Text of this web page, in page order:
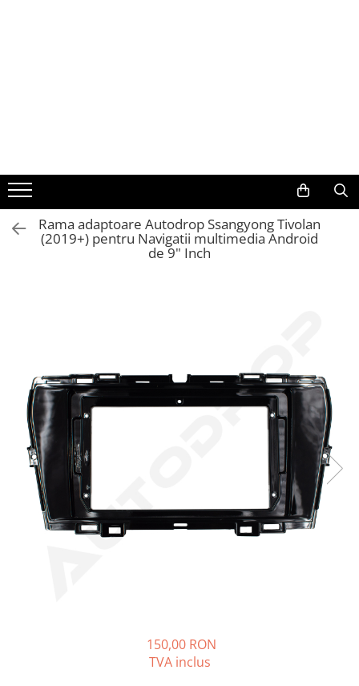
Volkswagen
Audi
Opel
Dacia
Peugeot
Hyundai
Toyota
Rama adaptoare Autodrop Ssangyong Tivolan
(2019+) pentru Navigatii multimedia Android
de 9" Inch
150,00 RON
TVA inclus